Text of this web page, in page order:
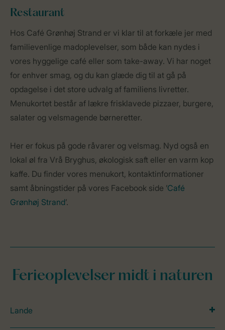
Restaurant
Hos Café Grønhøj Strand er vi klar til at forkæle jer med
familievenlige madoplevelser, som både kan nydes i
vores hyggelige café eller som take-away. Vi har noget
for enhver smag, og du kan glæde dig til at gå på
opdagelse i det store udvalg af familiens livretter.
Menukortet består af lækre frisklavede pizzaer, burgere,
salater og velsmagende børneretter.
Her er fokus på gode råvarer og velsmag. Nyd også en
lokal øl fra Vrå Bryghus, økologisk saft eller en varm kop
kaffe. Du finder vores menukort, kontaktinformationer
samt åbningstider på vores Facebook side ’Café
Grønhøj Strand’.
Ferieoplevelser midt i naturen
Lande